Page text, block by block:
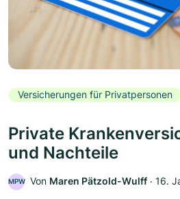
Versicherungen für Privatpersonen
Private
und Nachteile
MPW Von Maren Pätzold-Wulff ‧ 16.